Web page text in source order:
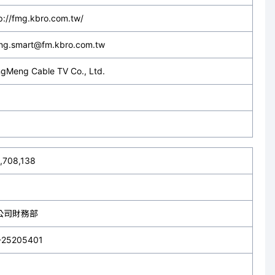
fmg.kbro.com.tw/
Cable TV Co., Ltd.
司財務部